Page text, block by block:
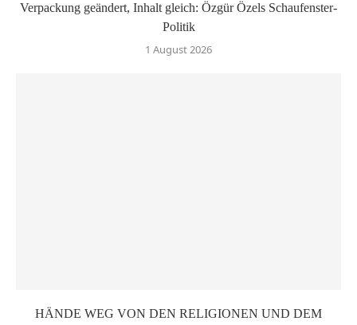
Verpackung geändert, Inhalt gleich: Özgür Özels Schaufenster-
Politik
1 August 2026
HÄNDE WEG VON DEN RELIGIONEN UND DEM